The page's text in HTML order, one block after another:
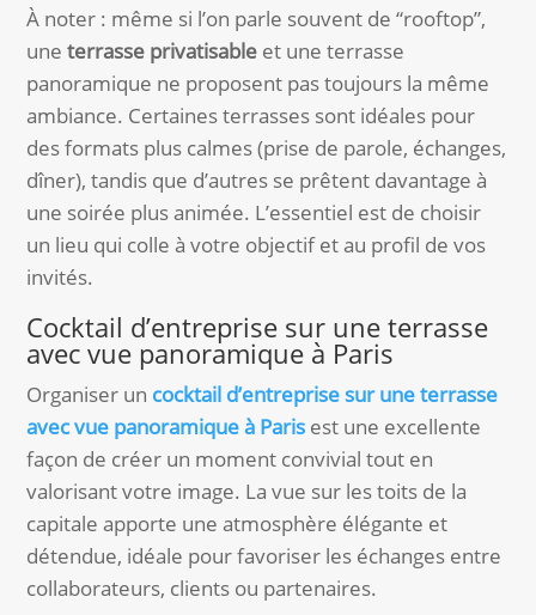
À noter : même si l’on parle souvent de “rooftop”,
uneterrasse privatisable et une terrasse
panoramique ne proposent pas toujours la même
ambiance. Certaines terrasses sont idéales pour
des formats plus calmes (prise de parole, échanges,
dîner), tandis que d’autres se prêtent davantage à
une soirée plus animée. L’essentiel est de choisir
un lieu qui colle à votre objectif et au profil de vos
invités.
Cocktail d’entreprise sur une terrasse
avec vue panoramique à Paris
Organiser un cocktail d’entreprise sur une terrasse
avec vue panoramique à Paris est une excellente
façon de créer un moment convivial tout en
valorisant votre image. La vue sur les toits de la
capitale apporte une atmosphère élégante et
détendue, idéale pour favoriser les échanges entre
collaborateurs, clients ou partenaires.